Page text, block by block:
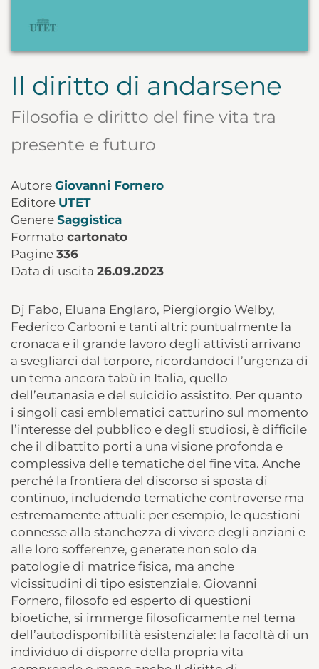
Il diritto di andarsene
Filosofia e diritto del fine vita tra
presente e futuro
Autore Giovanni Fornero
Editore UTET
Genere Saggistica
Formato cartonato
Pagine 336
Data di uscita 26.09.2023
Dj Fabo, Eluana Englaro, Piergiorgio Welby,
Federico Carboni e tanti altri: puntualmente la
cronaca e il grande lavoro degli attivisti arrivano
a svegliarci dal torpore, ricordandoci l’urgenza di
un tema ancora tabù in Italia, quello
dell’eutanasia e del suicidio assistito. Per quanto
i singoli casi emblematici catturino sul momento
l’interesse del pubblico e degli studiosi, è difficile
che il dibattito porti a una visione profonda e
complessiva delle tematiche del fine vita. Anche
perché la frontiera del discorso si sposta di
continuo, includendo tematiche controverse ma
estremamente attuali: per esempio, le questioni
connesse alla stanchezza di vivere degli anziani e
alle loro sofferenze, generate non solo da
patologie di matrice fisica, ma anche
vicissitudini di tipo esistenziale. Giovanni
Fornero, filosofo ed esperto di questioni
bioetiche, si immerge filosoficamente nel tema
dell’autodisponibilità esistenziale: la facoltà di un
individuo di disporre della propria vita